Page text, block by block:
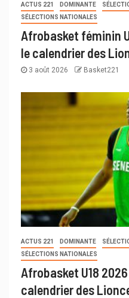
ACTUS 221 DOMINANTE
SÉLECTIONS NATIONALES
Afrobasket féminin
le calendrier des
3 août 2026 Basket221
ACTUS 221 DOMINANTE
SÉLECTIONS NATIONALES
Afrobasket U18
calendrier des